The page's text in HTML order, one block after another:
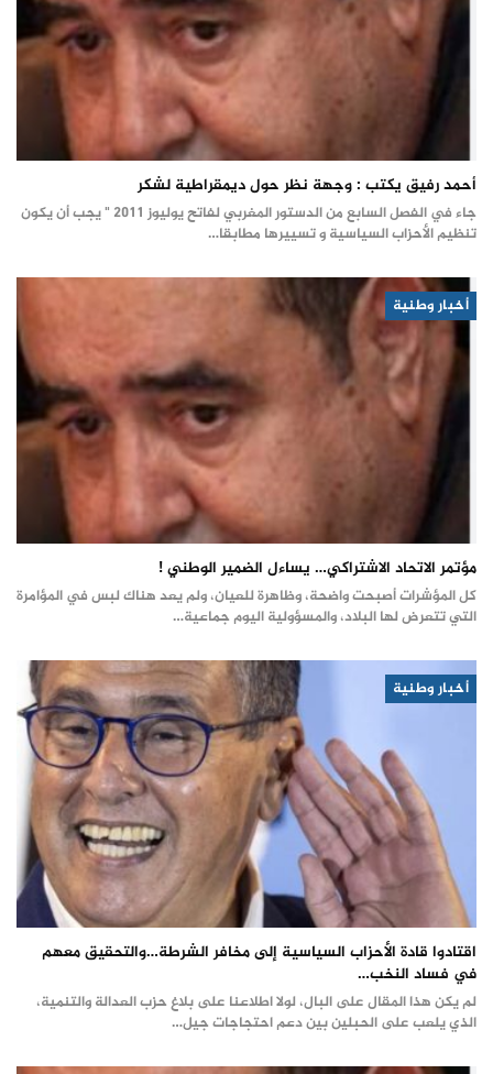
أحمد رفيق يكتب : وجهة نظر حول ديمقراطية لشكر
جاء في الفصل السابع من الدستور المغربي لفاتح يوليوز 2011 " يجب أن يكون
تنظيم الأحزاب السياسية و تسييرها مطابقا…
أخبار وطنية
مؤتمر الاتحاد الاشتراكي… يساءل الضمير الوطني !
كل المؤشرات أصبحت واضحة، وظاهرة للعيان، ولم يعد هناك لبس في المؤامرة
التي تتعرض لها البلاد، والمسؤولية اليوم جماعية…
أخبار وطنية
اقتادوا قادة الأحزاب السياسية إلى مخافر الشرطة…والتحقيق معهم
في فساد النخب…
لم يكن هذا المقال على البال، لولا اطلاعنا على بلاغ حزب العدالة والتنمية،
الذي يلعب على الحبلين بين دعم احتجاجات جيل…